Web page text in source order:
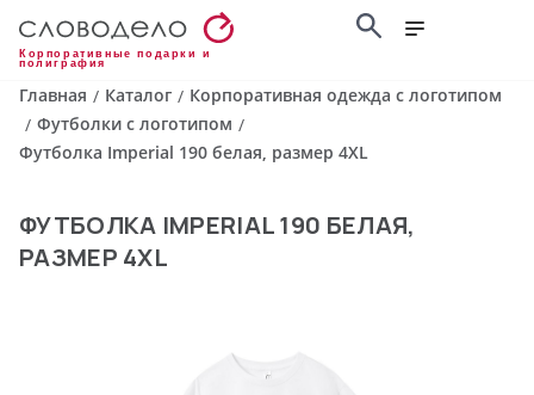
Корпоративные подарки и
полиграфия
Главная / Каталог / Корпоративная одежда с логотипом
/ Футболки с логотипом /
Футболка Imperial 190 белая, размер 4XL
ФУТБОЛКА IMPERIAL 190 БЕЛАЯ,
РАЗМЕР 4XL